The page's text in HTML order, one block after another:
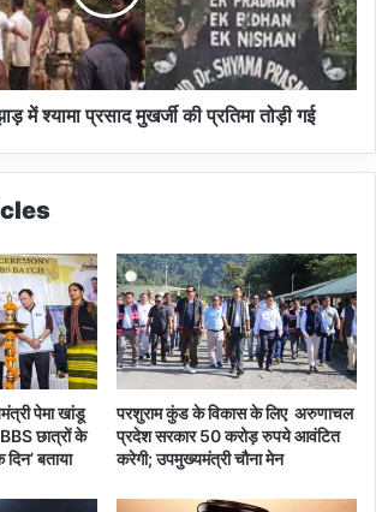
में श्यामा प्रसाद मुखर्जी की प्रतिमा तोड़ी गई
पेमा खांडू
छात्रों के
दिन’ बताया
परशुराम कुंड के विकास के लिए अरुणाचल
प्रदेश सरकार 50 करोड़ रुपये आवंटित
करेगी; उपमुख्यमंत्री चौना मेन